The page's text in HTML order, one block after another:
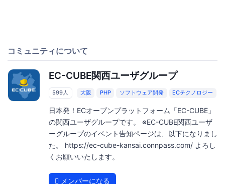
コミュニティについて
EC-CUBE関西ユーザグループ
599人 大阪 PHP ソフトウェア開発 ECテクノロジー
日本発！ECオープンプラットフォーム「EC-CUBE」
の関西ユーザグループです。 ※EC-CUBE関西ユーザ
ーグループのイベント告知ページは、以下になりまし
た。 https://ec-cube-kansai.connpass.com/ よろし
くお願いいたします。
メンバーになる